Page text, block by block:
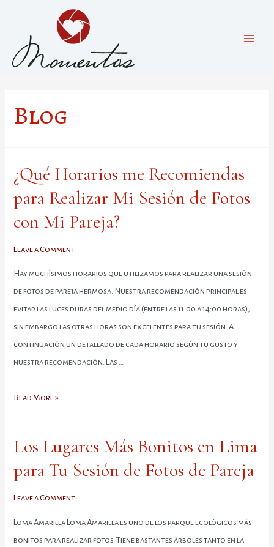
content
Blog
¿Qué Horarios me Recomiendas
para Realizar Mi Sesión de Fotos
con Mi Pareja?
Leave a Comment
Hay muchísimos horarios que utilizamos para realizar una sesión
de fotos de pareja hermosa. Nuestra recomendación principal es
evitar las luces duras del medio día (entre las 11:00 a 14:00 horas),
sin embargo las otras horas son excelentes para tu sesión. A
continuación un detallado de cada horario según tu gusto y
nuestra recomendación. Las …
¿Qué
Recomiendas
para
Mi
Sesión
de
Read More »
Los Lugares Más Bonitos en Lima
para Tu Sesión de Fotos de Pareja
Leave a Comment
Loma Amarilla Loma Amarilla es uno de los parque ecológicos más
bonitos para realizar fotos. Tiene bastantes árboles tanto en la